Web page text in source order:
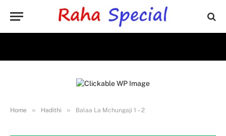
Home » Hadithi » Balaa La Mchungaji 1 – 2